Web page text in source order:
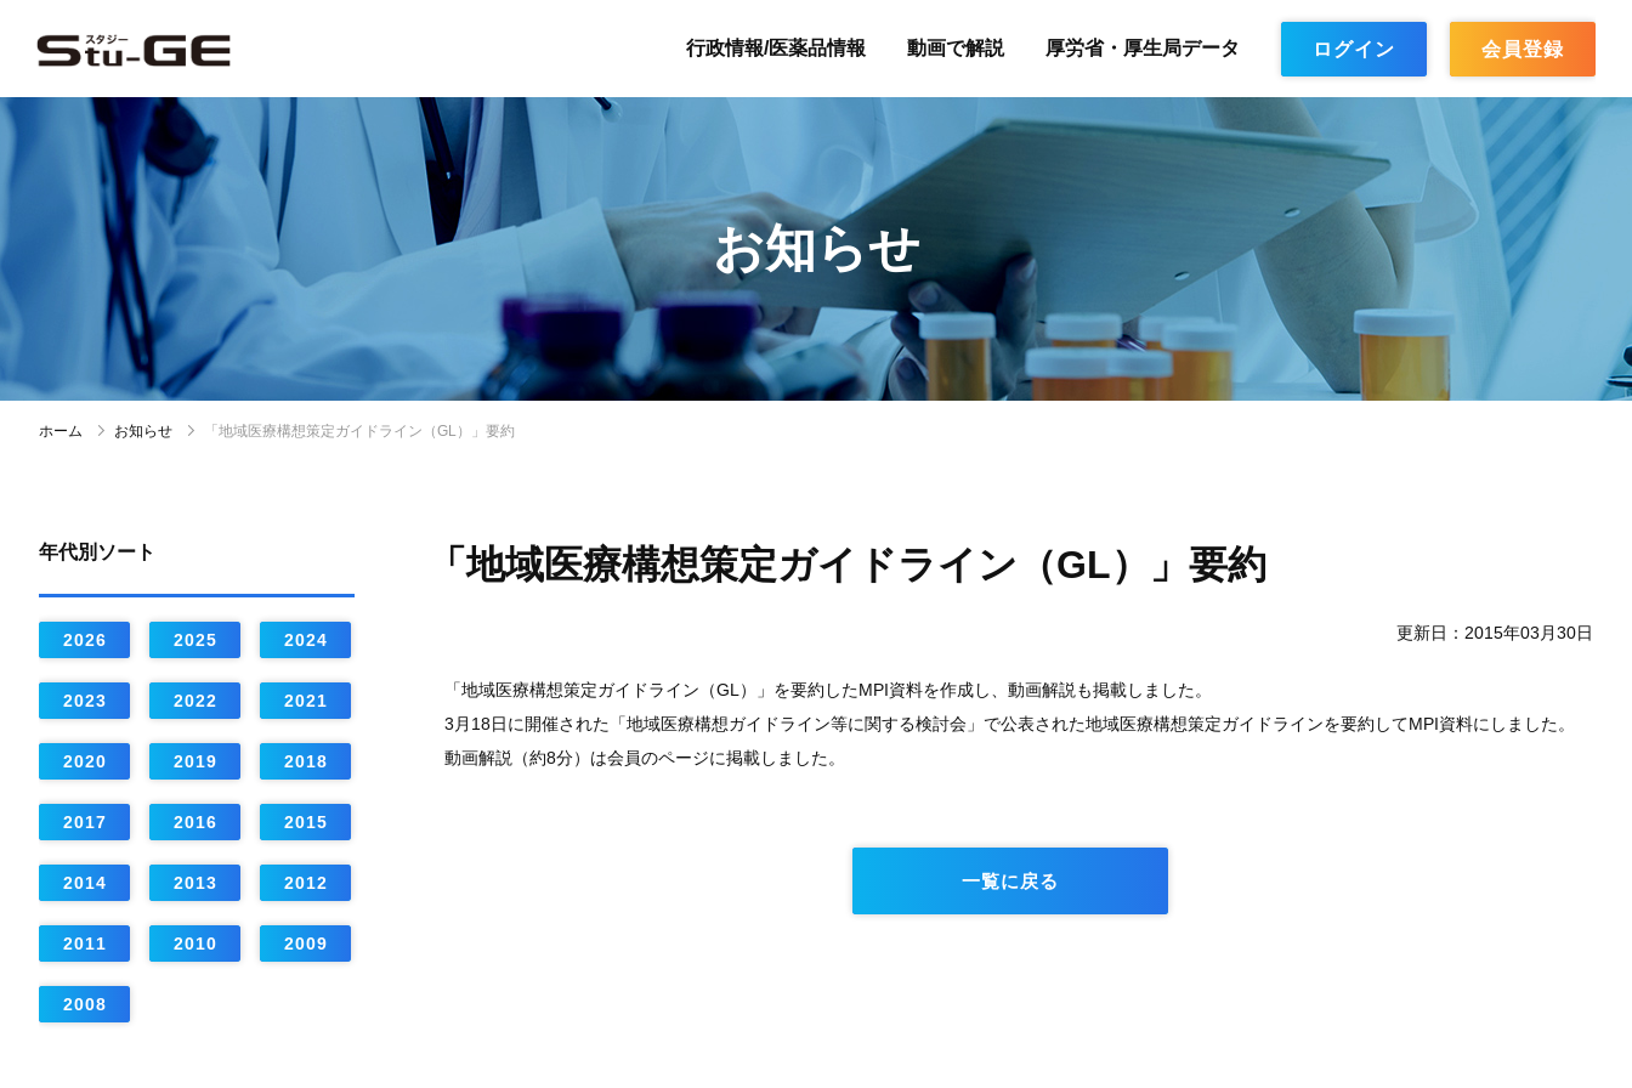
行政情報/医薬品情報 動画で解説 厚労省・厚生局データ ログイン 会員登録
お知らせ
ホーム お知らせ 「地域医療構想策定ガイドライン（GL）」要約
「地域医療構想策定ガイドライン（GL）」要約
更新日：2015年03月30日
「地域医療構想策定ガイドライン（GL）」を要約したMPI資料を作成し、動画解説も掲載しました。
3月18日に開催された「地域医療構想ガイドライン等に関する検討会 」で公表された地域医療構想策定ガイドラインを要約してMPI資料にしました。
動画解説（約8分）は会員のページに掲載しました。
一覧に戻る
年代別ソート
2026 2025 2024
2023 2022 2021
2020 2019 2018
2017 2016 2015
2014 2013 2012
2011 2010 2009
2008